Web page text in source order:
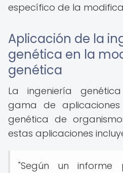
específico de la
Aplicación de la
genética en la
genética
La ingeniería
gama de
genética de
estas aplicaciones
"Según un